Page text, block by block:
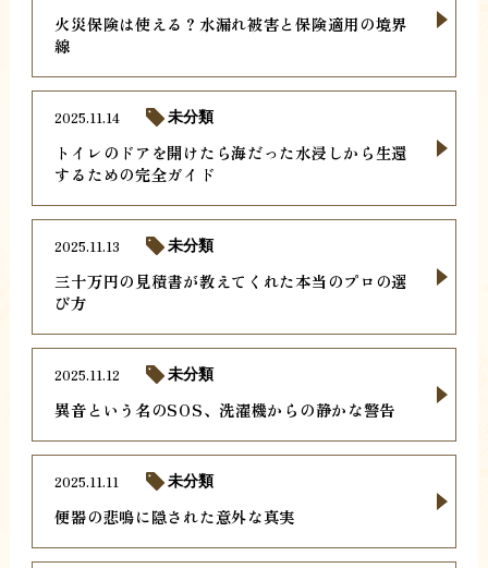
火災保険は使える？水漏れ被害と保険適用の境界
線
トイレのドアを開けたら海だった水浸しから生還
するための完全ガイド
2025.11.14 未分類
三十万円の見積書が教えてくれた本当のプロの選
び方
2025.11.13 未分類
異音という名のSOS、洗濯機からの静かな警告
2025.11.12 未分類
便器の悲鳴に隠された意外な真実
2025.11.11 未分類